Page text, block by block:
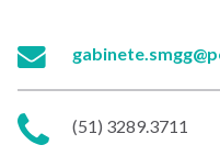
E-
Telefone:
(51) 3289.3711